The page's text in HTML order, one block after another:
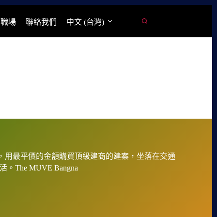
場 聯絡我們 中文 (台灣)
用最平價的金額購買頂級建商的建案，坐落在交通
。The MUVE Bangna